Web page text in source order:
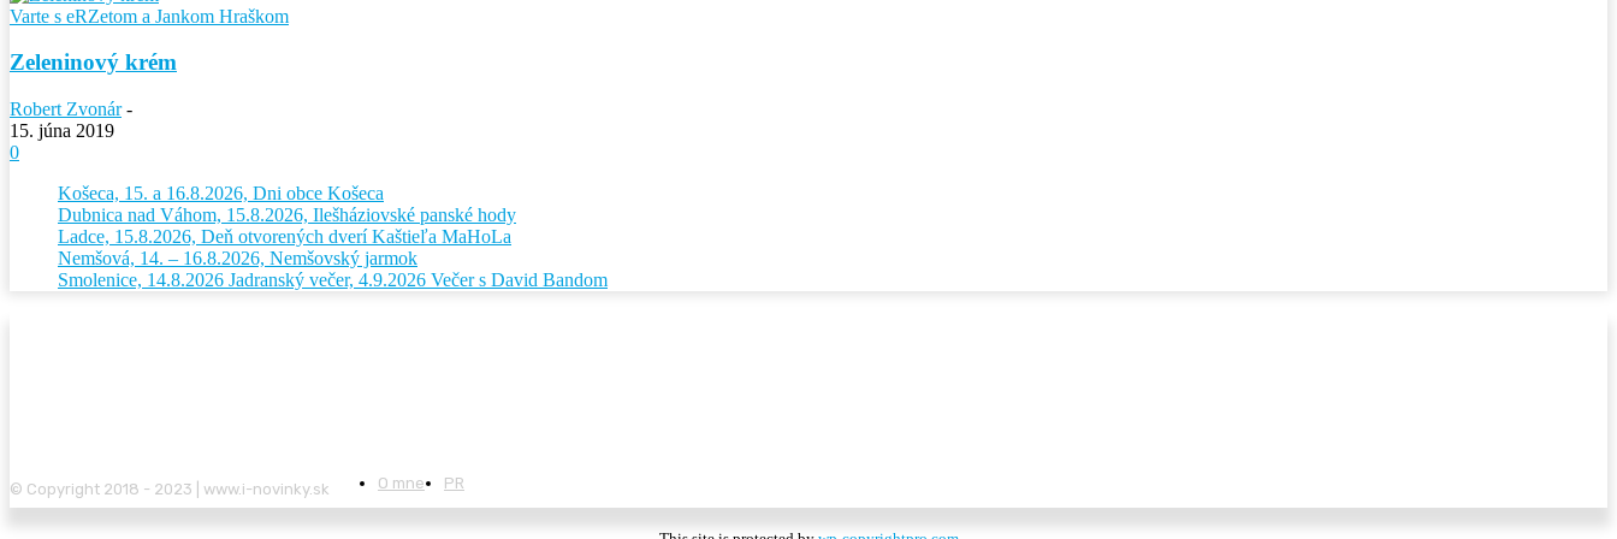
Varte s eRZetom a Jankom Hraškom
Zeleninový krém
Robert Zvonár -
15. júna 2019
0
Košeca, 15. a 16.8.2026, Dni obce Košeca
Dubnica nad Váhom, 15.8.2026, Ilešháziovské panské hody
Ladce, 15.8.2026, Deň otvorených dverí Kaštieľa MaHoLa
Nemšová, 14. – 16.8.2026, Nemšovský jarmok
Smolenice, 14.8.2026 Jadranský večer, 4.9.2026 Večer s David Bandom
© Copyright 2018 - 2023 | www.i-novinky.sk O mne PR